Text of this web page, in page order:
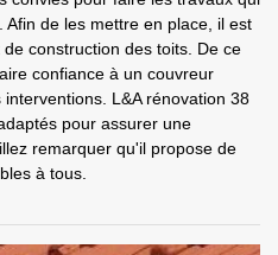
de les mettre en place, il est
construction des toits. De ce
confiance à un couvreur
L&A rénovation 38
pour assurer une
remarquer qu'il propose de
à tous.